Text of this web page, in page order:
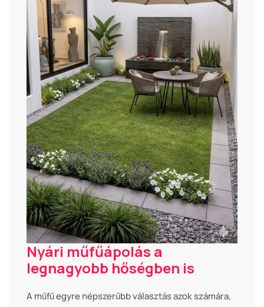
Nyári műfűápolás a
legnagyobb hőségben is
A műfű egyre népszerűbb választás azok számára,